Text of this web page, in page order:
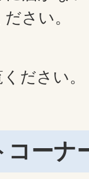
さい。
ださい。
コーナ